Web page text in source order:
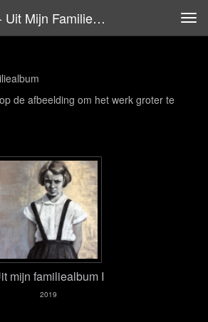
Mariola Pluskota - Uit Mijn Familiealbum
de afbeelding om het werk groter te
mijn familiealbum I
2019